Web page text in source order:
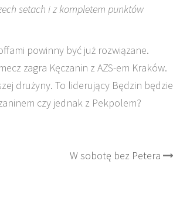
setach i z kompletem punktów
powinny być już rozwiązane.
zagra Kęczanin z AZS-em Kraków.
drużyny. To liderujący Będzin będzie
czy jednak z Pekpolem?
W sobotę bez Petera